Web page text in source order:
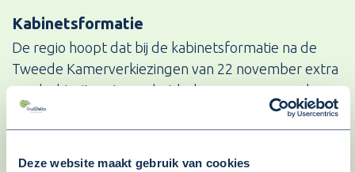
Deze website maakt gebruik van cookies
Kabinetsformatie
De regio hoopt dat bij de kabinetsformatie na de
Tweede Kamerverkiezingen van 22 november extra
aandacht uitgaat naar het belang van een goede
bereikbaarheid van regio’s. “Wij zullen dat straks
actief en met grote klem onder de aandacht van de